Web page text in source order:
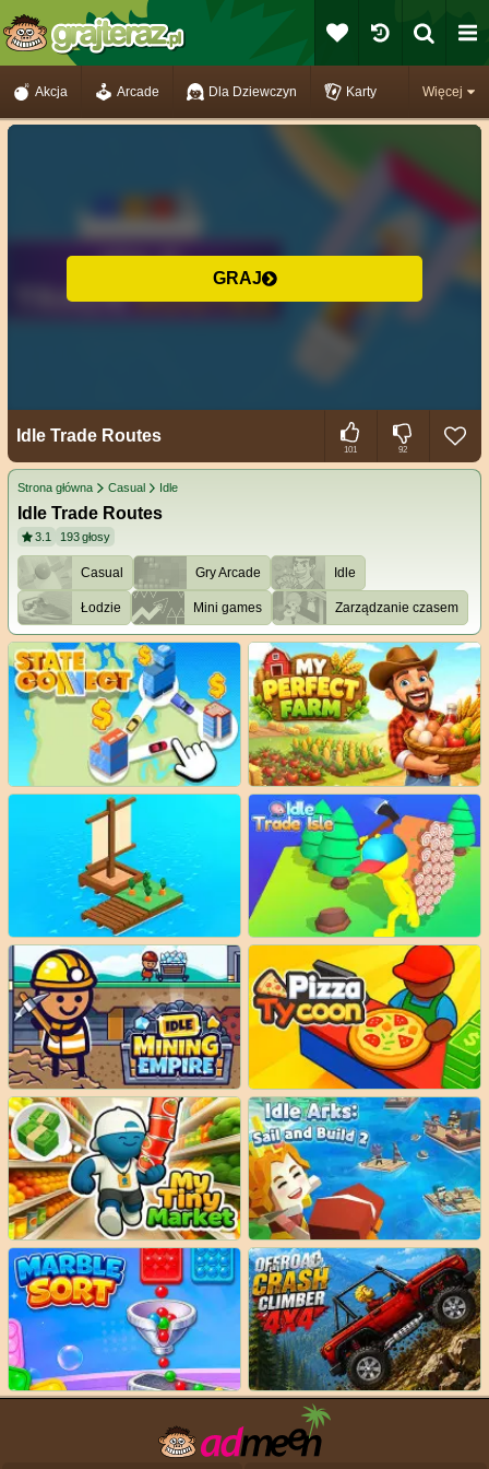
Więcej
Akcja Arcade Dla Dziewczyn Karty
GRAJ
Idle Trade Routes
101 92
Strona główna Casual Idle
Idle Trade Routes
3.1 193głosy
Casual Gry Arcade Idle
Łodzie Mini games Zarządzanie czasem